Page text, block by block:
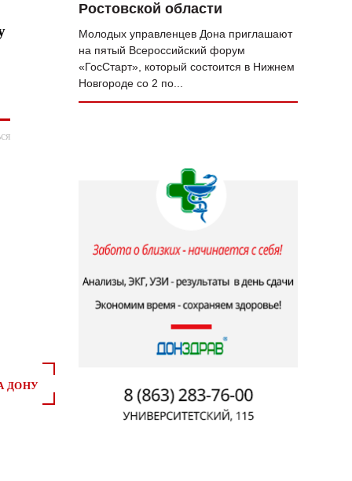
ДОНУ
Ростовской области
Молодых управленцев Дона приглашают
на пятый Всероссийский форум
«ГосСтарт», который состоится в Нижнем
Новгороде со 2 по...